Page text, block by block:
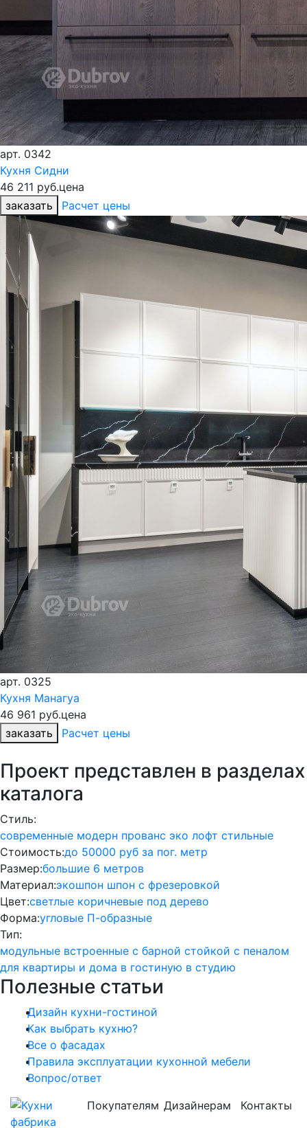
арт. 0342
Кухня Сидни
46 211 руб.цена
заказать
Расчет цены
арт. 0325
Кухня Манагуа
46 961 руб.цена
заказать
Расчет цены
Проект представлен в разделах
каталога
Стиль:
современные модерн прованс эко лофт стильные
Стоимость:до 50000 руб за пог. метр
Размер:большие 6 метров
Материал:экошпон шпон с фрезеровкой
Цвет:светлые коричневые под дерево
Форма:угловые П-образные
Тип:
модульные встроенные с барной стойкой с пеналом
для квартиры и дома в гостиную в студию
Полезные статьи
Дизайн кухни-гостиной
Как выбрать кухню?
Все о фасадах
Правила эксплуатации кухонной мебели
Вопрос/ответ
Покупателям Дизайнерам Контакты